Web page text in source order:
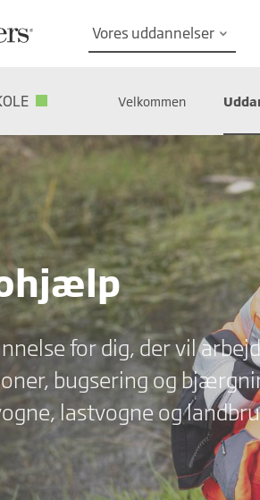
Vores uddannelser keyboard_arrow_down
Velkommen
for dig, der vil
bugsering og
lastvogne og